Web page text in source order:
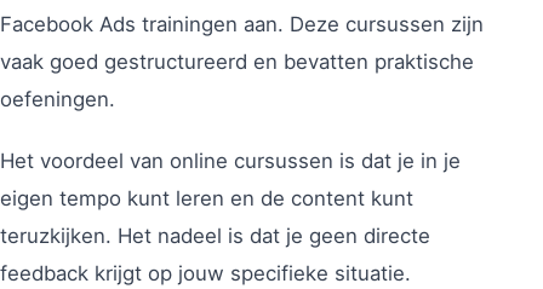
Facebook Ads trainingen aan. Deze cursussen zijn
vaak goed gestructureerd en bevatten praktische
oefeningen.
Het voordeel van online cursussen is dat je in je
eigen tempo kunt leren en de content kunt
teruzkijken. Het nadeel is dat je geen directe
feedback krijgt op jouw specifieke situatie.